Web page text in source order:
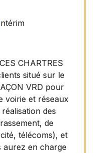
CHARTRES
situé sur le
VRD pour
voirie et réseaux
des
de
télécoms), et
aurez en charge